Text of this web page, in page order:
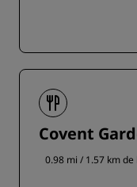
Covent
0.98 mi / 1.57 km de